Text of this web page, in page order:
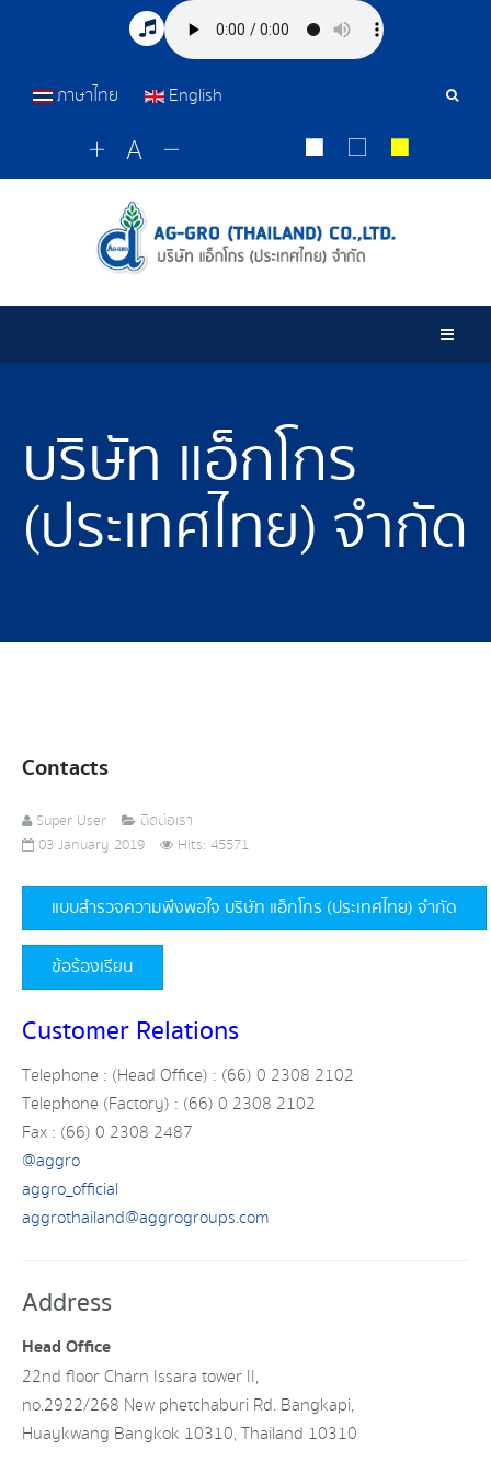
ภาษาไทย English
บริษัท แอ็กโกร
(ประเทศไทย) จำกัด
Contacts
Super User
ติดต่อเรา
03 January 2019
Hits: 45571
แบบสำรวจความพึงพอใจ บริษัท แอ็กโกร (ประเทศไทย) จำกัด
ข้อร้องเรียน
Customer Relations
Telephone : (Head Office) : (66) 0 2308 2102
Telephone (Factory) : (66) 0 2308 2102
Fax : (66) 0 2308 2487
@aggro
aggro_official
aggrothailand@aggrogroups.com
Address
Head Office
22nd floor Charn Issara tower II,
no.2922/268 New phetchaburi Rd. Bangkapi,
Huaykwang Bangkok 10310, Thailand 10310